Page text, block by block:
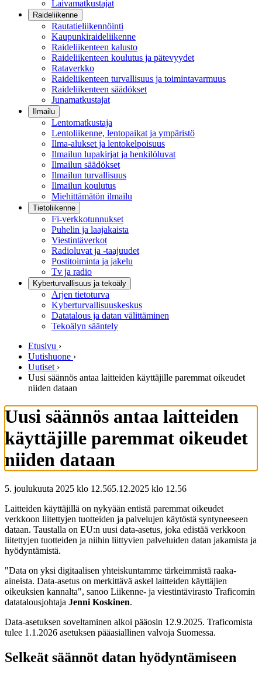
Laivamatkustajat
Raideliikenne
Rautatieliikennöinti
Kaupunkiraideliikenne
Raideliikenteen kalusto
Raideliikenteen koulutus ja pätevyydet
Rataverkko
Raideliikenteen turvallisuus ja toimintavarmuus
Raideliikenteen säädökset
Junamatkustajat
Ilmailu
Lentomatkustaja
Lentoliikenne, lentopaikat ja ympäristö
Ilma-alukset ja lentokelpoisuus
Ilmailun lupakirjat ja henkilöluvat
Ilmailun säädökset
Ilmailun turvallisuus
Ilmailun koulutus
Miehittämätön ilmailu
Tietoliikenne
Fi-verkkotunnukset
Puhelin ja laajakaista
Viestintäverkot
Radioluvat ja -taajuudet
Postitoiminta ja jakelu
Tv ja radio
Kyberturvallisuus ja tekoäly
Arjen tietoturva
Kyberturvallisuuskeskus
Datatalous ja datan välittäminen
Tekoälyn sääntely
Etusivu ›
Uutishuone ›
Uutiset ›
Uusi säännös antaa laitteiden käyttäjille paremmat oikeudet
niiden dataan
Uusi säännös antaa laitteiden
käyttäjille paremmat oikeudet
niiden dataan
5. joulukuuta 2025 klo 12.565.12.2025 klo 12.56
Laitteiden käyttäjillä on nykyään entistä paremmat oikeudet
verkkoon liitettyjen tuotteiden ja palvelujen käytöstä syntyneeseen
dataan. Taustalla on EU:n uusi data-asetus, joka edistää verkkoon
liitettyjen tuotteiden ja niihin liittyvien palveluiden datan jakamista ja
hyödyntämistä.
"Data on yksi digitaalisen yhteiskuntamme tärkeimmistä raaka-
aineista. Data-asetus on merkittävä askel laitteiden käyttäjien
oikeuksien kannalta", sanoo Liikenne- ja viestintävirasto Traficomin
datatalousjohtaja Jenni Koskinen.
Data-asetuksen soveltaminen alkoi pääosin 12.9.2025. Traficomista
tulee 1.1.2026 asetuksen pääasiallinen valvoja Suomessa.
Selkeät säännöt datan hyödyntämiseen